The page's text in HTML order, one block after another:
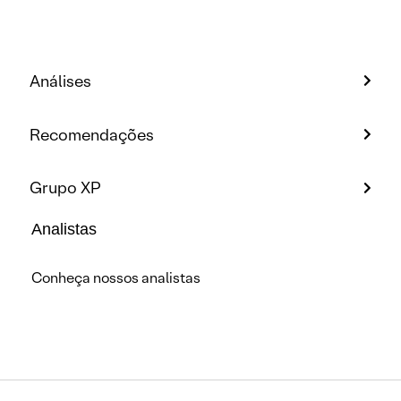
Análises
Recomendações
Grupo XP
Analistas
Conheça nossos analistas